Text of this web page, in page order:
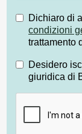
Dichiaro di
condizioni
trattamento
Desidero
giuridica di